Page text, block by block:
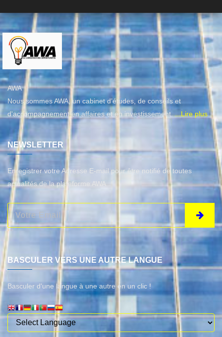
AWA
Nous sommes AWA, un cabinet d’études, de conseils et
d'accompagnement en affaires et en investissement....Lire plus
NEWSLETTER
Enregistrer votre Adresse E-mail pour être notifié de toutes
actualités de la plateforme AWA
BASCULER VERS UNE AUTRE LANGUE
Basculer d'une langue à une autre en un clic !